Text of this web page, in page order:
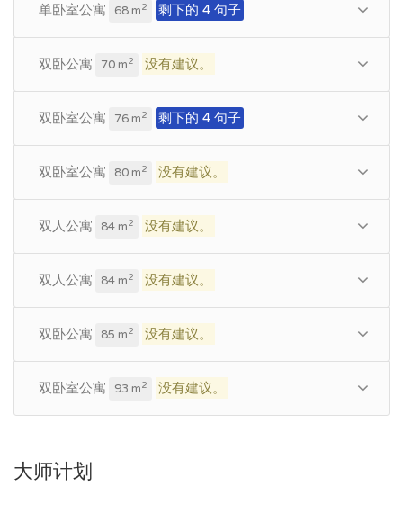
单卧室公寓 68 m2 剩下的 4 句子
双卧公寓 70 m2 没有建议。
双卧室公寓 76 m2 剩下的 4 句子
双卧室公寓 80 m2 没有建议。
双人公寓 84 m2 没有建议。
双人公寓 84 m2 没有建议。
双卧公寓 85 m2 没有建议。
双卧室公寓 93 m2 没有建议。
大师计划